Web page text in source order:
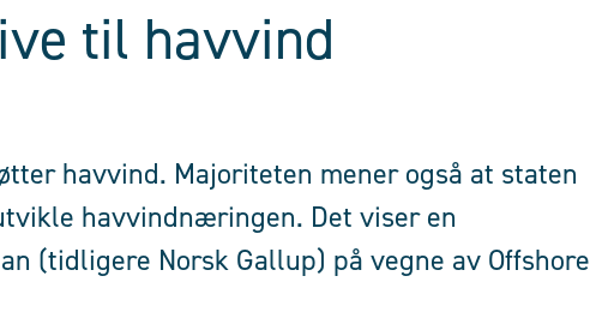
til havvind
havvind. Majoriteten mener også at staten
havvindnæringen. Det viser en
(tidligere Norsk Gallup) på vegne av Offshore